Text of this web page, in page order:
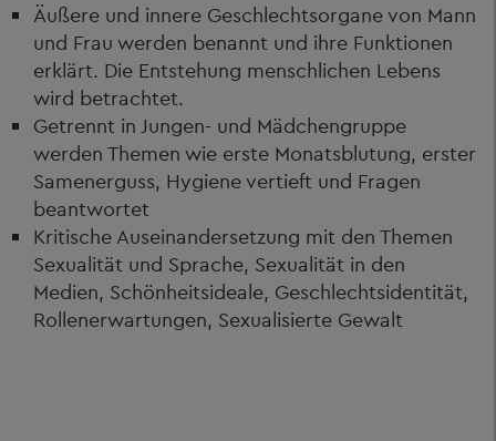
Äußere und innere Geschlechtsorgane von Mann
und Frau werden benannt und ihre Funktionen
erklärt. Die Entstehung menschlichen Lebens
wird betrachtet.
Getrennt in Jungen- und Mädchengruppe
werden Themen wie erste Monatsblutung, erster
Samenerguss, Hygiene vertieft und Fragen
beantwortet
Kritische Auseinandersetzung mit den Themen
Sexualität und Sprache, Sexualität in den
Medien, Schönheitsideale, Geschlechtsidentität,
Rollenerwartungen, Sexualisierte Gewalt